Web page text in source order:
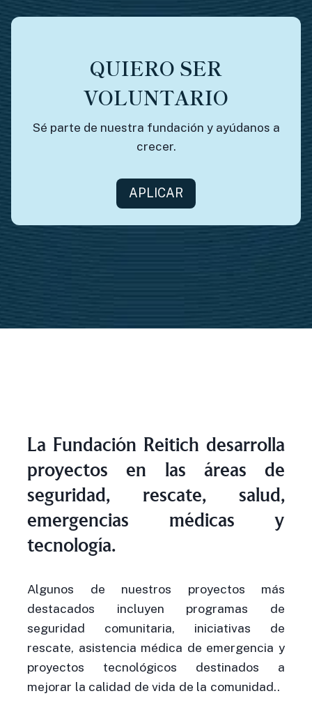
QUIERO SER
VOLUNTARIO
Sé parte de nuestra fundación y ayúdanos a
crecer.
APLICAR
La Fundación Reitich desarrolla
proyectos en las áreas de
seguridad, rescate, salud,
emergencias médicas y
tecnología.
Algunos de nuestros proyectos más
destacados incluyen programas de
seguridad comunitaria, iniciativas de
rescate, asistencia médica de emergencia y
proyectos tecnológicos destinados a
mejorar la calidad de vida de la comunidad..